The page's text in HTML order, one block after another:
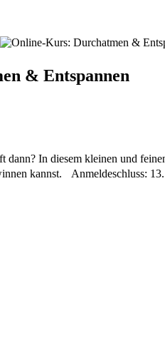
& Entspannen
dann? In diesem kleinen und
kannst. Anmeldeschluss: